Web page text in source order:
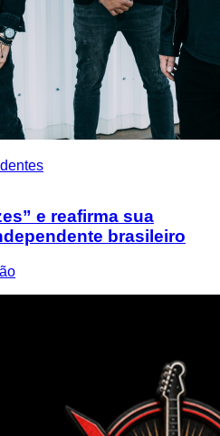
e reafirma sua
brasileiro